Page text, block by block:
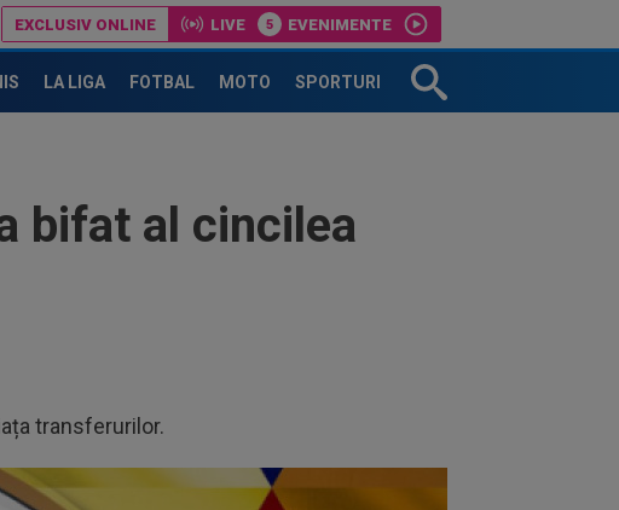
EXCLUSIV ONLINE LIVE EVENIMENTE
LA LIGA FOTBAL MOTO SPORTURI
bifat al cincilea
transferurilor.